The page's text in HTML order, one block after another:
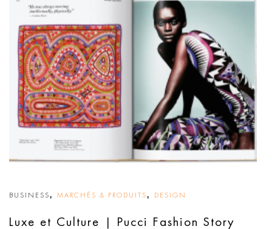
BUSINESS, MARCHÉS & PRODUITS, DESIGN
Luxe et Culture | Pucci Fashion Story